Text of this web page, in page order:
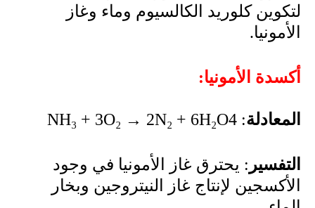
لتكوين كلوريد الكالسيوم وماء وغاز
الأمونيا.
أكسدة الأمونيا:
المعادلة: 4
NH₃ + 3O₂ → 2N₂ + 6H₂O
التفسير : يحترق غاز الأمونيا في وجود
الأكسجين لإنتاج غاز النيتروجين وبخار